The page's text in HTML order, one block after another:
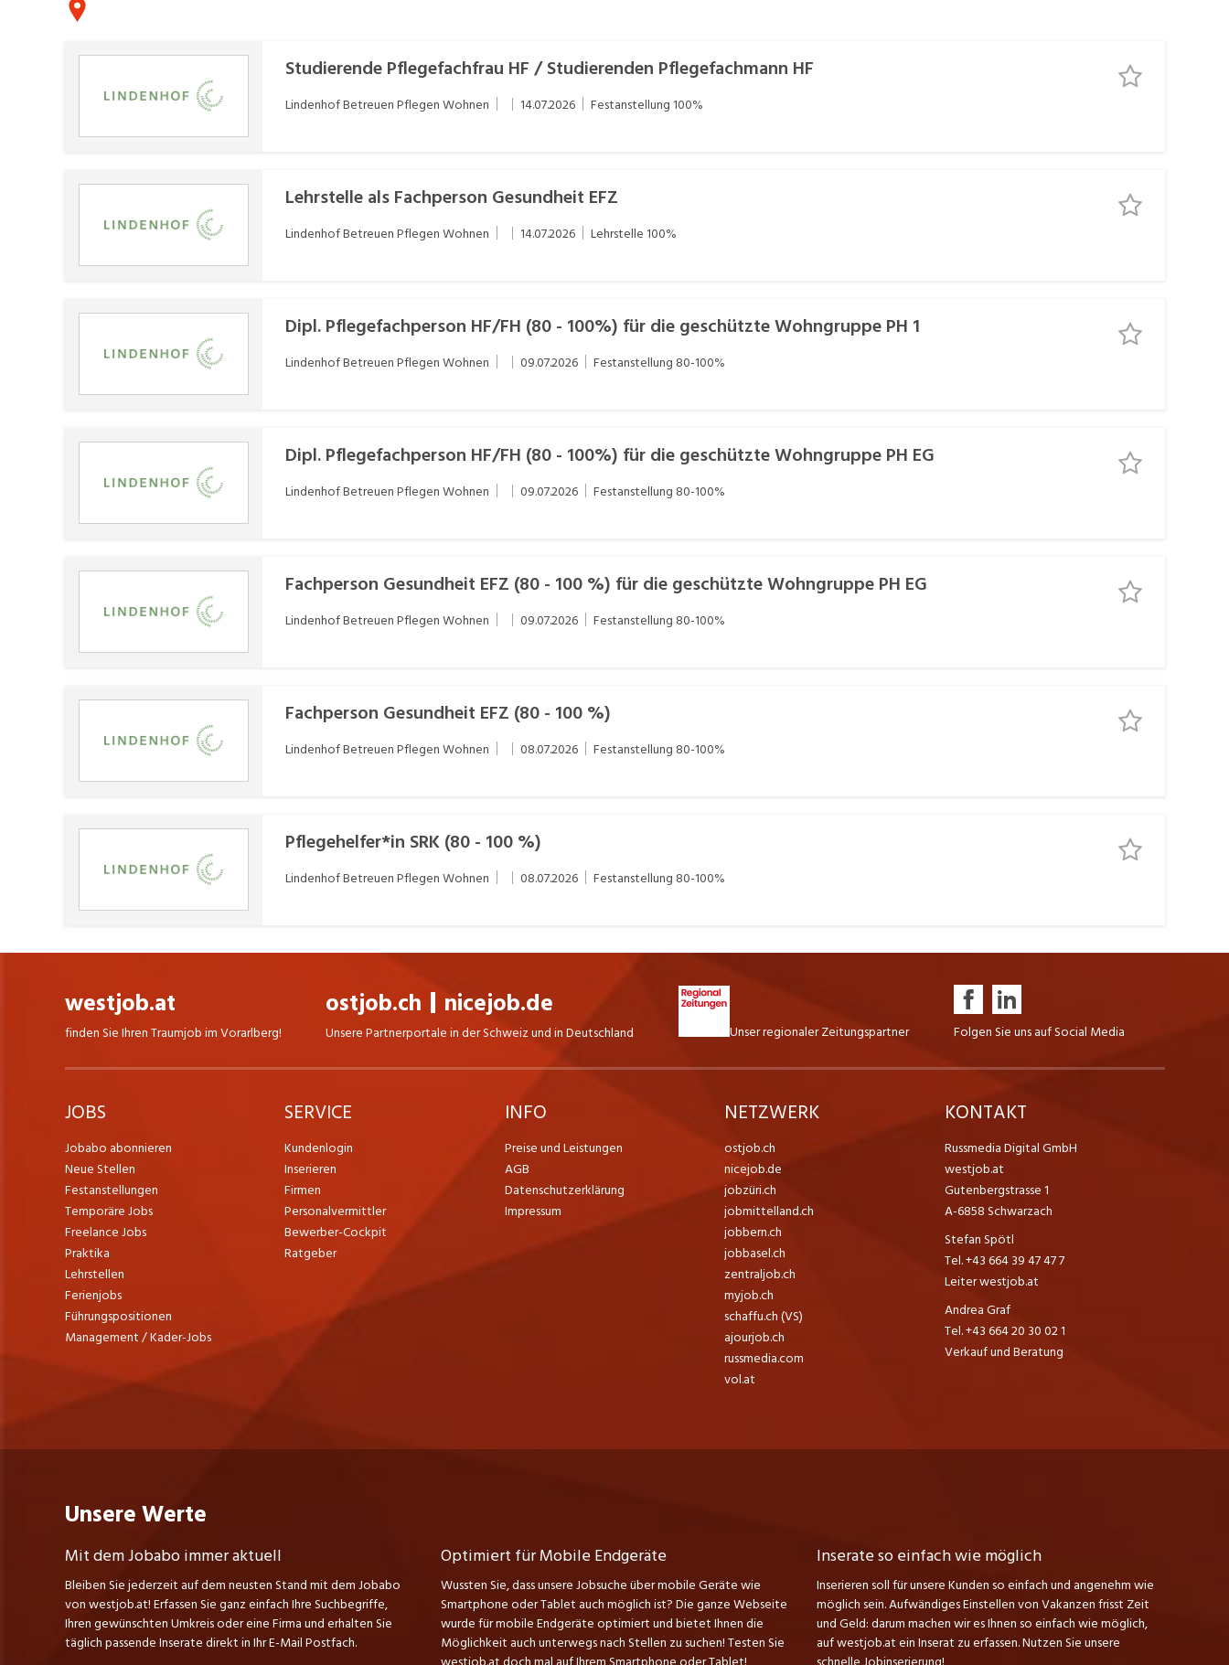
Studierende Pflegefachfrau HF / Studierenden Pflegefachmann HF
Lindenhof Betreuen Pflegen Wohnen 14.07.2026 Festanstellung 100%
Lehrstelle als Fachperson Gesundheit EFZ
Lindenhof Betreuen Pflegen Wohnen 14.07.2026 Lehrstelle 100%
Dipl. Pflegefachperson HF/FH (80 - 100%) für die geschützte Wohngruppe PH 1
Lindenhof Betreuen Pflegen Wohnen 09.07.2026 Festanstellung 80-100%
Dipl. Pflegefachperson HF/FH (80 - 100%) für die geschützte Wohngruppe PH EG
Lindenhof Betreuen Pflegen Wohnen 09.07.2026 Festanstellung 80-100%
Fachperson Gesundheit EFZ (80 - 100 %) für die geschützte Wohngruppe PH EG
Lindenhof Betreuen Pflegen Wohnen 09.07.2026 Festanstellung 80-100%
Fachperson Gesundheit EFZ (80 - 100 %)
Lindenhof Betreuen Pflegen Wohnen 08.07.2026 Festanstellung 80-100%
Pflegehelfer*in SRK (80 - 100 %)
Lindenhof Betreuen Pflegen Wohnen 08.07.2026 Festanstellung 80-100%
westjob.at
finden Sie Ihren Traumjob im Vorarlberg!
ostjob.ch nicejob.de
Unsere Partnerportale in der Schweiz und in Deutschland Unser regionaler Zeitungspartner Folgen Sie uns auf Social Media
JOBS
Jobabo abonnieren
Neue Stellen
Festanstellungen
Temporäre Jobs
Freelance Jobs
Praktika
Lehrstellen
Ferienjobs
Führungspositionen
Management / Kader-Jobs
SERVICE
Kundenlogin
Inserieren
Firmen
Personalvermittler
Bewerber-Cockpit
Ratgeber
INFO
Preise und Leistungen
AGB
Datenschutzerklärung
Impressum
NETZWERK
ostjob.ch
nicejob.de
jobzüri.ch
jobmittelland.ch
jobbern.ch
jobbasel.ch
zentraljob.ch
myjob.ch
schaffu.ch (VS)
ajourjob.ch
russmedia.com
vol.at
KONTAKT
Russmedia Digital GmbH
westjob.at
Gutenbergstrasse 1
A-6858 Schwarzach
Stefan Spötl
Tel. +43 664 39 47 47 7
Leiter westjob.at
Andrea Graf
Tel. +43 664 20 30 02 1
Verkauf und Beratung
Unsere Werte
Mit dem Jobabo immer aktuell
Bleiben Sie jederzeit auf dem neusten Stand mit dem Jobabo
von westjob.at! Erfassen Sie ganz einfach Ihre Suchbegriffe,
Ihren gewünschten Umkreis oder eine Firma und erhalten Sie
täglich passende Inserate direkt in Ihr E-Mail Postfach.
Optimiert für Mobile Endgeräte
Wussten Sie, dass unsere Jobsuche über mobile Geräte wie
Smartphone oder Tablet auch möglich ist? Die ganze Webseite
wurde für mobile Endgeräte optimiert und bietet Ihnen die
Möglichkeit auch unterwegs nach Stellen zu suchen! Testen Sie
Inserate so einfach wie möglich
Inserieren soll für unsere Kunden so einfach und angenehm wie
möglich sein. Aufwändiges Einstellen von Vakanzen frisst Zeit
und Geld: darum machen wir es Ihnen so einfach wie möglich,
auf westjob.at ein Inserat zu erfassen. Nutzen Sie unsere